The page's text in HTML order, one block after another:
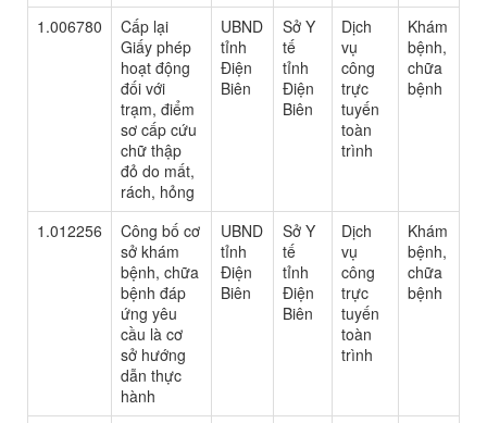
1.006780
Cấp lại
Giấy phép
hoạt động
đối với
trạm, điểm
sơ cấp cứu
chữ thập
đỏ do mất,
rách, hỏng
UBND
tỉnh
Điện
Biên
Sở Y
tế
tỉnh
Điện
Biên
Dịch
vụ
công
trực
tuyến
toàn
trình
Khám
bệnh,
chữa
bệnh
1.012256
Công bố cơ
sở khám
bệnh, chữa
bệnh đáp
ứng yêu
cầu là cơ
sở hướng
dẫn thực
hành
UBND
tỉnh
Điện
Biên
Sở Y
tế
tỉnh
Điện
Biên
Dịch
vụ
công
trực
tuyến
toàn
trình
Khám
bệnh,
chữa
bệnh